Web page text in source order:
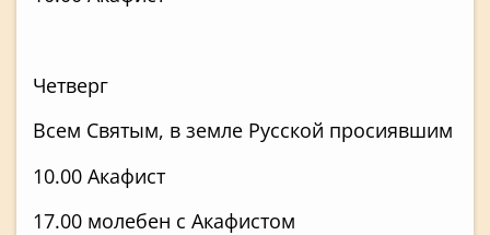
Четверг
Всем Святым, в земле Русской просиявшим
10.00 Акафист
17.00 молебен с Акафистом